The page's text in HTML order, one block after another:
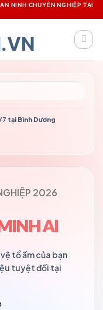
NINH CHUYÊN NGHIỆP TẠI
7 tại Bình Dương
2026
AI
tổ ấm của bạn
tuyệt đối tại